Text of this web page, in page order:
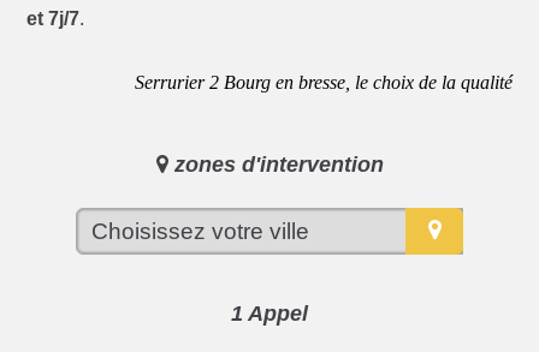
et 7j/7.
Serrurier 2 Bourg en bresse, le choix de la qualité
zones d'intervention
1 Appel